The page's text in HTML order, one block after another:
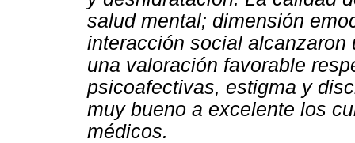
salud mental; dimensión
interacción social
una valoración favorable
psicoafectivas, estigma y
muy bueno a excelente los
médicos.